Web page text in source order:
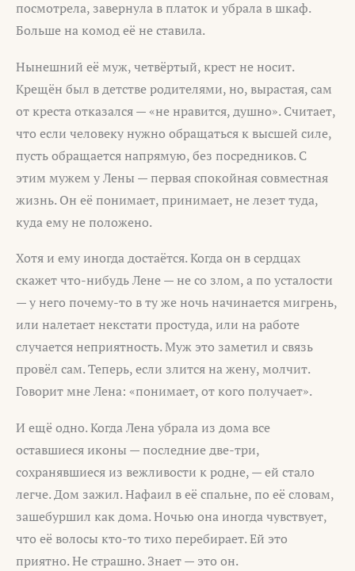
посмотрела, завернула в платок и убрала в шкаф.
Больше на комод её не ставила.
Нынешний её муж, четвёртый, крест не носит.
Крещён был в детстве родителями, но, вырастая, сам
от креста отказался — «не нравится, душно». Считает,
что если человеку нужно обращаться к высшей силе,
пусть обращается напрямую, без посредников. С
этим мужем у Лены — первая спокойная совместная
жизнь. Он её понимает, принимает, не лезет туда,
куда ему не положено.
Хотя и ему иногда достаётся. Когда он в сердцах
скажет что-нибудь Лене — не со злом, а по усталости
— у него почему-то в ту же ночь начинается мигрень,
или налетает некстати простуда, или на работе
случается неприятность. Муж это заметил и связь
провёл сам. Теперь, если злится на жену, молчит.
Говорит мне Лена: «понимает, от кого получает».
И ещё одно. Когда Лена убрала из дома все
оставшиеся иконы — последние две-три,
сохранявшиеся из вежливости к родне, — ей стало
легче. Дом зажил. Нафаил в её спальне, по её словам,
зашебуршил как дома. Ночью она иногда чувствует,
что её волосы кто-то тихо перебирает. Ей это
приятно. Не страшно. Знает — это он.